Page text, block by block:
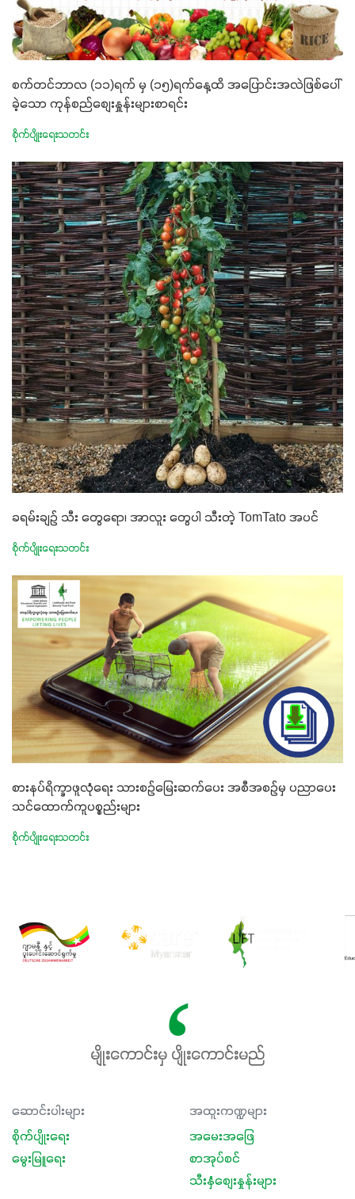
စက်တင်ဘာလ (၁၁)ရက် မှ (၁၅)ရက်နေ့ထိ အပြောင်းအလဲဖြစ်ပေါ်
ခဲ့သော ကုန်စည်စျေးနှူန်းများစာရင်း
စိုက်ပျိုးရေးသတင်း
ခရမ်းချဉ် သီး တွေရော၊ အာလူး တွေပါ သီးတဲ့ TomTato အပင်
စိုက်ပျိုးရေးသတင်း
စားနပ်ရိက္ခာဖူလုံရေး သားစဉ်မြေးဆက်ပေး အစီအစဉ်မှ ပညာပေး
သင်ထောက်ကူပစ္စည်းများ
စိုက်ပျိုးရေးသတင်း
မျိုးကောင်းမှ ပျိုးကောင်းမည်
ဆောင်းပါးများ
စိုက်ပျိုးရေး
မွေးမြူရေး
အထူးကဏ္ဍများ
အမေးအဖြေ
စာအုပ်စင်
သီးနှံစျေးနှုန်းများ